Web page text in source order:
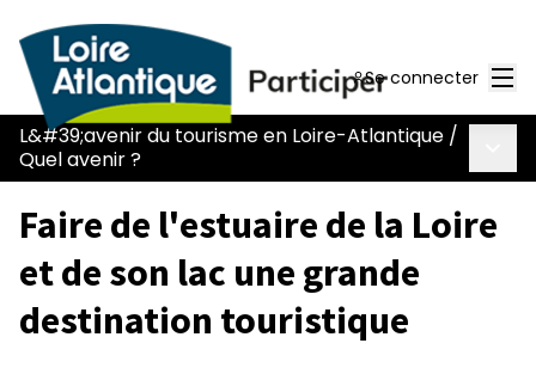
Se connecter
L&#39;avenir du tourisme en Loire-Atlantique /
Quel avenir ?
Faire de l'estuaire de la Loire
et de son lac une grande
destination touristique